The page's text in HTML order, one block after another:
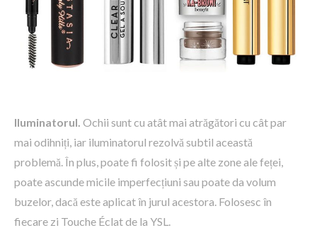
Iluminatorul. Ochii sunt cu atât mai atrăgători cu cât par
mai odihniți, iar iluminatorul rezolvă subtil această
problemă. În plus, poate fi folosit și pe alte zone ale feței,
poate ascunde micile imperfecțiuni sau poate da volum
buzelor, dacă este aplicat în jurul acestora. Folosesc în
fiecare zi Touche Éclat de la YSL.